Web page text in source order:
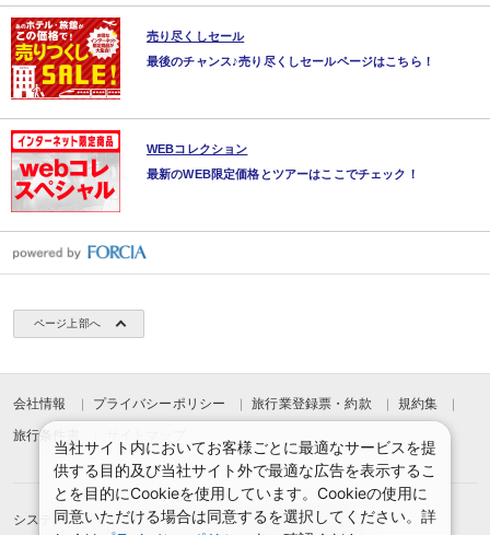
売り尽くしセール
最後のチャンス♪売り尽くしセールページはこちら！
WEBコレクション
最新のWEB限定価格とツアーはここでチェック！
ページ上部へ
会社情報 プライバシーポリシー 旅行業登録票・約款 規約集
旅行条件書
システムメンテナンスのお知らせ お申込みまでの手順
当社サイト内においてお客様ごとに最適なサービスを提
供する目的及び当社サイト外で最適な広告を表示するこ
とを目的にCookieを使用しています。Cookieの使用に
同意いただける場合は同意するを選択してください。詳